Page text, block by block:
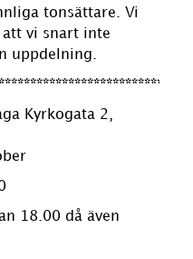
tonsättare. Vi
att vi snart inte
uppdelning.
Kyrkogata 2,
18.00 då även